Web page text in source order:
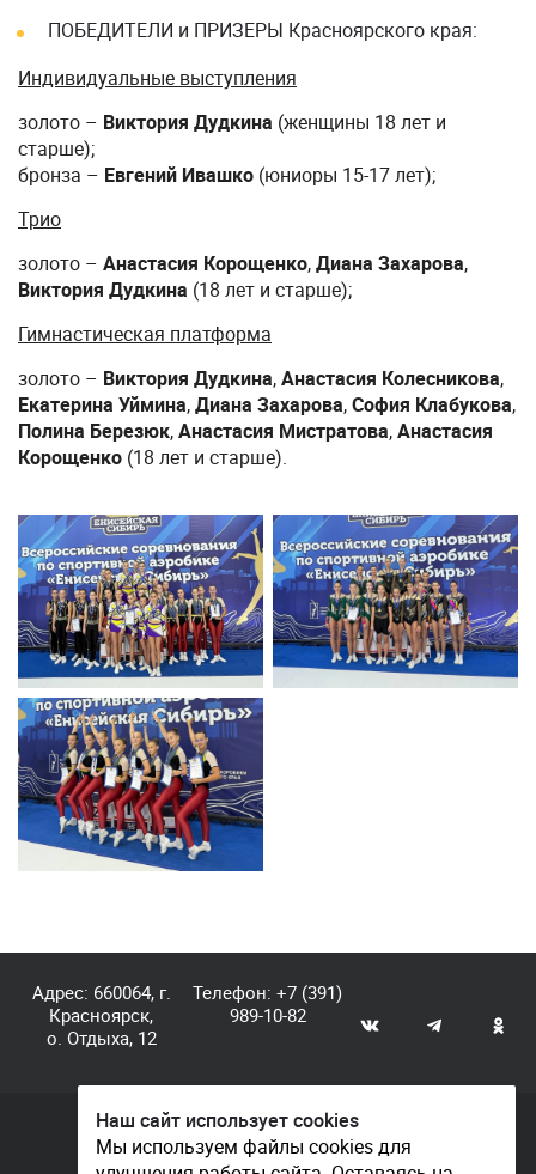
ПОБЕДИТЕЛИ и ПРИЗЕРЫ Красноярского края:
Индивидуальные выступления
золото – Виктория Дудкина (женщины 18 лет и
старше);
бронза – Евгений Ивашко (юниоры 15-17 лет);
Трио
золото – Анастасия Корощенко,Диана Захарова,
Виктория Дудкина (18 лет и старше);
Гимнастическая платформа
золото – Виктория Дудкина,Анастасия Колесникова,
Екатерина Уймина,Диана Захарова,София Клабукова,
Полина Березюк,Анастасия Мистратова,Анастасия
Корощенко (18 лет и старше).
Адрес: 660064, г.
Красноярск,
о. Отдыха, 12
Телефон:+7 (391)
989-10-82
© КГАУ «Центр спортивной подготовки», 2026
Наш сайт использует cookies
Мы используем файлы cookies для